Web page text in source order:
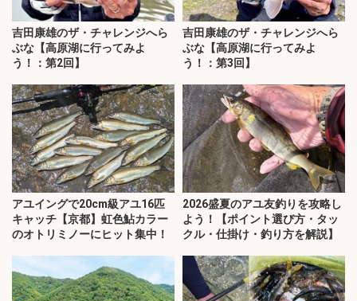
吉田康雄のザ・チャレンジへら
ぶな【高原湖に行ってみよ
う！：第2回】
吉田康雄のザ・チャレンジへら
ぶな【高原湖に行ってみよ
う！：第3回】
アユイングで20cm級アユ16匹
キャッチ【京都】虹色鮎カラー
のオトリミノーにヒット集中！
2026盛夏のアユ友釣りを攻略し
よう！【ポイント選び方・タッ
クル・仕掛け・釣り方を解説】